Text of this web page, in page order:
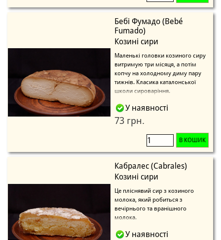
Бебі Фумадо (Bebé
Fumado)
Козині сири
Маленькі головки козиного сиру
витримую три місяця, а потім
копчу на холодному диму пару
тижнів. Класика каталонської
школи сироваріння.
У наявності
73 грн.
В КОШИК
Кабралес (Cabrales)
Козині сири
Це пліснявий сир з козиного
молока, який робиться з
вечірнього та вранішного
молока.
У наявності